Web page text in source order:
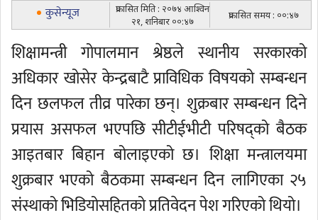
कुसेन्यूज
प्रकासित मिति : २०७४ आश्विन
२१, शनिबार ००:४७
प्रकासित समय : ००:४७
शिक्षामन्त्री गोपालमान श्रेष्ठले स्थानीय सरकारको
अधिकार खोसेर केन्द्रबाटै प्राविधिक विषयको सम्बन्धन
दिन छलफल तीव्र पारेका छन्। शुक्रबार सम्बन्धन दिने
प्रयास असफल भएपछि सीटीईभीटी परिषद्को बैठक
आइतबार बिहान बोलाइएको छ। शिक्षा मन्त्रालयमा
शुक्रबार भएको बैठकमा सम्बन्धन दिन लागिएका २५
संस्थाको भिडियोसहितको प्रतिवेदन पेश गरिएको थियो।